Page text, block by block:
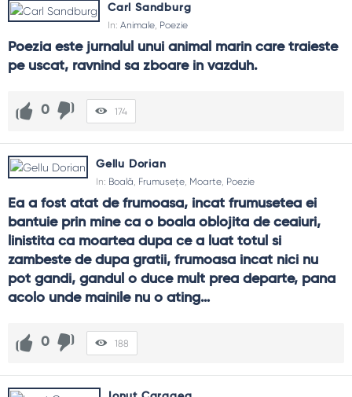
Ghid de folosire
Citește cu voce tare; ritmul dezvăluie sensuri.
Notează o imagine pe zi și caută-i un vers pereche.
Revino periodic la aceleași texte; se vor schimba odată
FAQ și reflecții finale
Cum recunosc un citat poetic bun?
E memorabil când simți o mică oprire în tine: un ritm clar, o
imagine precisă, un adevăr spus fără stridență. Dacă
rămâne după lectură, e semn bun.
Nu e poezia prea „abstractă” pentru viața zilnică?
Nu, dacă o aduci în scenarii concrete: saluturi, discursuri
scurte, jurnaling. Abstractul devine busolă când îl legi de un
Cum folosesc poezia în învățare?
Ca exercițiu de atenție: compară două imagini, rescrie un
vers în propriile cuvinte, caută sinonime care nu pierd
Carl Sandburg
In: Animale, Poezie
Poezia este jurnalul unui animal marin care traieste
pe uscat, ravnind sa zboare in vazduh.
0 174
Gellu Dorian
In: Boală, Frumusețe, Moarte, Poezie
Ea a fost atat de frumoasa, incat frumusetea ei
bantuie prin mine ca o boala oblojita de ceaiuri,
linistita ca moartea dupa ce a luat totul si
zambeste de dupa gratii, frumoasa incat nici nu
pot gandi, gandul o duce mult prea departe, pana
acolo unde mainile nu o ating…
0 188